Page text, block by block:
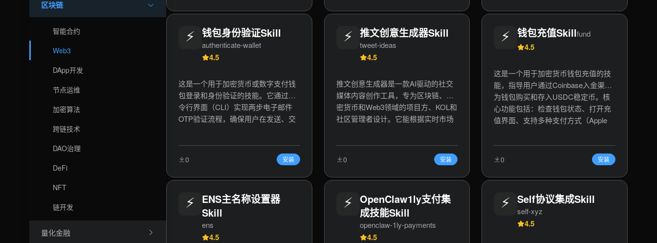
区块链
智能合约
Web3
DApp开发
节点运维
加密算法
跨链技术
DAO治理
DeFi
NFT
链开发
量化金融
⚡ 钱包身份验证Skill
authenticate-wallet
4.5
这是一个用于加密货币或数字支付钱
包登录和身份验证的技能。它通过命
令行界面（CLI）实现两步电子邮件
OTP验证流程，确保用户在发送、交
包状态、查询余额和地址。适用于区
块链钱包管理、Web3应用集成、支付
系统开发和数字资产管理等场景。
0 安装
⚡ 推文创意生成器Skill
tweet-ideas
4.5
推文创意生成器是一款AI驱动的社交
媒体内容创作工具，专为区块链、加
密货币和Web3领域的项目方、KOL和
社区管理者设计。它能根据实时市场
动生成符合用户预设风格（如“建设者
风格”、“狂热风格”、“挑衅风格”）的
Twitter/X推文创意。核心功能包括：
新自动解读、以及生成发布主题帖。
该工具旨在帮助用户高效产出高质
量、有话题性的社交媒体内容，提升
项目曝光和社区互动。关键词：AI推
0 安装
⚡ 钱包充值Skillfund
4.5
这是一个用于加密货币钱包充值的技
能，指导用户通过Coinbase入金渠道
为钱包购买和存入USDC稳定币。核
心功能包括：检查钱包状态、打开充
值界面、支持多种支付方式（Apple
户）、获取钱包地址、查询余额。适
用于数字货币管理、USDC充值、区
块链钱包操作、加密货币入金等场
景。
0 安装
⚡ ENS主名称设置器
Skill
ens
4.5
⚡ OpenClaw1ly支付集
成技能Skill
openclaw-1ly-payments
4.5
⚡ Self协议集成Skill
self-xyz
4.5